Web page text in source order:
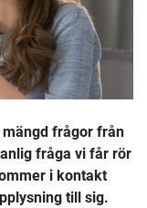
frågor från
fråga vi får rör
i kontakt
till sig.